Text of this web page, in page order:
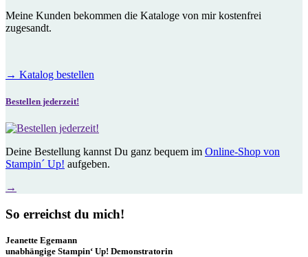
Meine Kunden bekommen die Kataloge von mir kostenfrei
zugesandt.
→ Katalog bestellen
Bestellen jederzeit!
Deine Bestellung kannst Du ganz bequem im Online-Shop von
Stampin´ Up! aufgeben.
→
So erreichst du mich!
Jeanette Egemann
unabhängige Stampin‘ Up! Demonstratorin